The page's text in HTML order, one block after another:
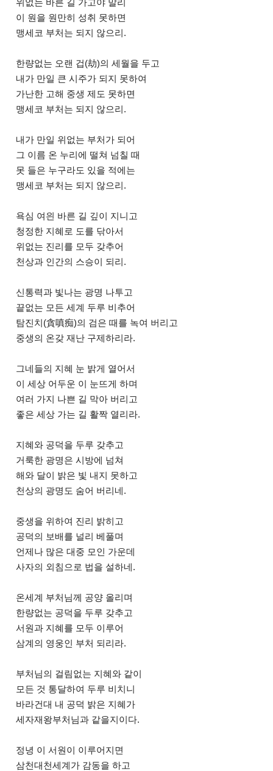
위없는 바른 길 가고야 말리
이 원을 원만히 성취 못하면
맹세코 부처는 되지 않으리.
한량없는 오랜 겁(劫)의 세월을 두고
내가 만일 큰 시주가 되지 못하여
가난한 고해 중생 제도 못하면
맹세코 부처는 되지 않으리.
내가 만일 위없는 부처가 되어
그 이름 온 누리에 떨쳐 넘칠 때
못 들은 누구라도 있을 적에는
맹세코 부처는 되지 않으리.
욕심 여읜 바른 길 깊이 지니고
청정한 지혜로 도를 닦아서
위없는 진리를 모두 갖추어
천상과 인간의 스승이 되리.
신통력과 빛나는 광명 나투고
끝없는 모든 세계 두루 비추어
탐진치(貪嗔痴)의 검은 때를 녹여 버리고
중생의 온갖 재난 구제하리라.
그네들의 지혜 눈 밝게 열어서
이 세상 어두운 이 눈뜨게 하며
여러 가지 나쁜 길 막아 버리고
좋은 세상 가는 길 활짝 열리라.
지혜와 공덕을 두루 갖추고
거룩한 광명은 시방에 넘쳐
해와 달이 밝은 빛 내지 못하고
천상의 광명도 숨어 버리네.
중생을 위하여 진리 밝히고
공덕의 보배를 널리 베풀며
언제나 많은 대중 모인 가운데
사자의 외침으로 법을 설하네.
온세계 부처님께 공양 올리며
한량없는 공덕을 두루 갖추고
서원과 지혜를 모두 이루어
삼계의 영웅인 부처 되리라.
부처님의 걸림없는 지혜와 같이
모든 것 통달하여 두루 비치니
바라건대 내 공덕 밝은 지혜가
세자재왕부처님과 같을지이다.
정녕 이 서원이 이루어지면
삼천대천세계가 감동을 하고